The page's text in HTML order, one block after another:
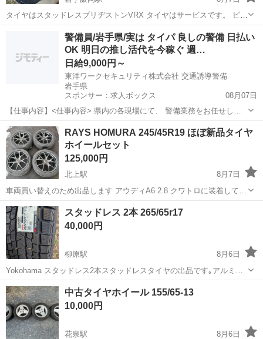
タイヤはスタッドレスブリヂストンVRX タイヤはサービスです。 ピッ
チ100 4ケツ ガリ傷は無いです。
盛岡市 岩手飯岡駅 タイヤ、ホイール
警備員/岩手県/実は タイパ 良しの警備 日払い
OK 明日の推し活代を今稼ぐ 週…
日給9,000円～
東洋ワークセキュリティ株式会社 交通誘導警備
岩手県
スポンサー：求人ボックス
08月07日
【仕事内容】<仕事内容> 県内の各現場にて、 警備業務をお任せしま
す! 歩行者の誘導 一般車両の誘導 工事車両の誘導 これがメインの業務
です! 難しいことは特にありません 力仕事も一切ナシ 未経験でも気軽
に始められます 入社後の研...
アルバイト・パート
RAYS HOMURA 245/45R19 ほぼ新品タイヤ
ホイールセット
125,000円
北上駅
8月7日
車両買い替えのため出品します アウディA6 2.8 クワトロに装着してい
ました。(DBA-4GCHVS) 【サイズ】 ホイール：19×8.5J +45 PCD：
112 / 5穴 タイヤ：245/45R19 銘柄：LAU...
岩手 北上市 北上駅 タイヤ、ホイール
スタッドレス 2本 265/65r17
40,000円
柳原駅
8月6日
Yokohama スタッドレス2本スタッドレスタイヤの出品です｡アルミは
傷等あります。
岩手 北上市 柳原駅 タイヤ、ホイール
中古タイヤホイール 155/65-13
10,000円
花泉駅
8月6日